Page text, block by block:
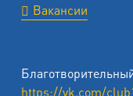
Вакансии
https://vk.com/